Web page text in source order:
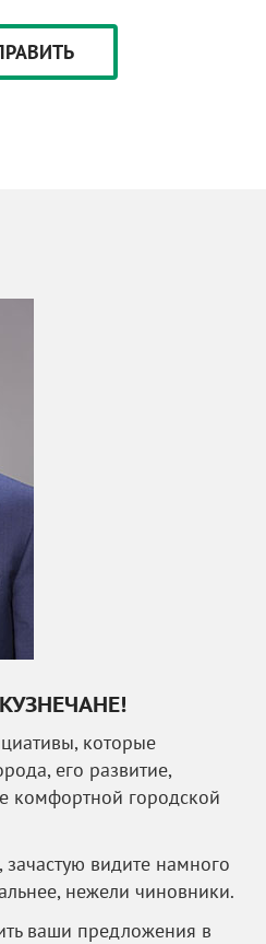
которые
его развитие,
комфортной городской
видите намного
нежели чиновники.
ваши предложения в